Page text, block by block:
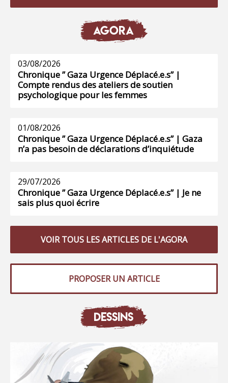
AGORA
03/08/2026
Chronique ” Gaza Urgence Déplacé.e.s” |
Compte rendus des ateliers de soutien
psychologique pour les femmes
01/08/2026
Chronique ” Gaza Urgence Déplacé.e.s” | Gaza
n’a pas besoin de déclarations d’inquiétude
29/07/2026
Chronique ” Gaza Urgence Déplacé.e.s” | Je ne
sais plus quoi écrire
VOIR TOUS LES ARTICLES DE L'AGORA
PROPOSER UN ARTICLE
DESSINS